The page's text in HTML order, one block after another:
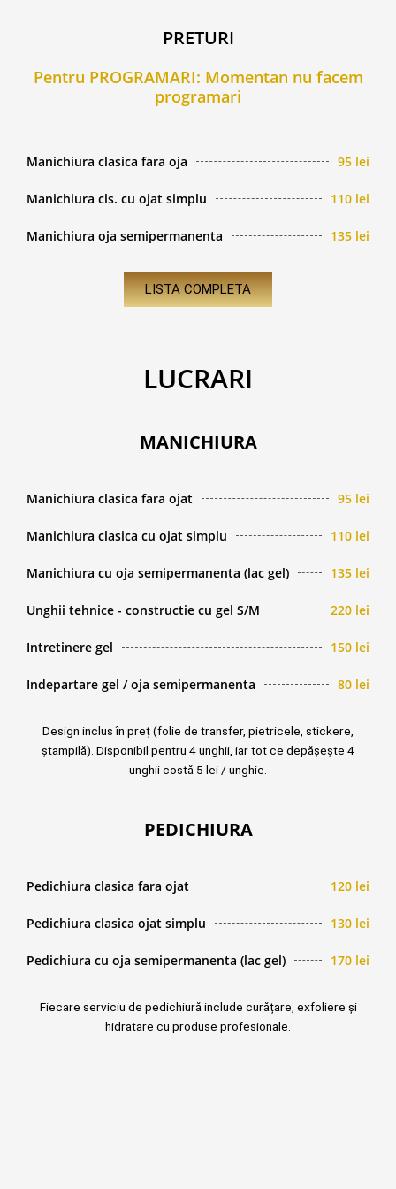
PRETURI
Pentru PROGRAMARI: Momentan nu facem
programari
Manichiura clasica fara oja 95 lei
Manichiura cls. cu ojat simplu 110 lei
Manichiura oja semipermanenta 135 lei
LISTA COMPLETA
LUCRARI
MANICHIURA
Manichiura clasica fara ojat 95 lei
Manichiura clasica cu ojat simplu 110 lei
Manichiura cu oja semipermanenta (lac gel) 135 lei
Unghii tehnice - constructie cu gel S/M 220 lei
Intretinere gel 150 lei
Indepartare gel / oja semipermanenta 80 lei
Design inclus în preț (folie de transfer, pietricele, stickere,
ștampilă). Disponibil pentru 4 unghii, iar tot ce depășește 4
unghii costă 5 lei / unghie.
PEDICHIURA
Pedichiura clasica fara ojat 120 lei
Pedichiura clasica ojat simplu 130 lei
Pedichiura cu oja semipermanenta (lac gel) 170 lei
Fiecare serviciu de pedichiură include curățare, exfoliere și
hidratare cu produse profesionale.